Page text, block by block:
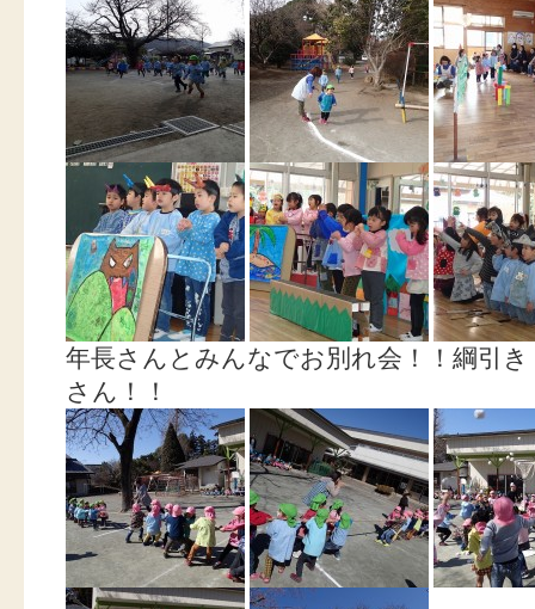
年長さんとみんなでお別れ会！！綱引
さん！！